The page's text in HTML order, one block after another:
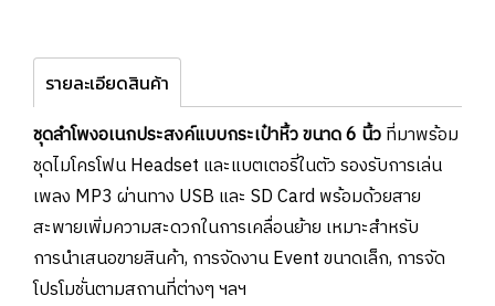
รายละเอียดสินค้า
ชุดลำโพงอเนกประสงค์แบบกระเป๋าหิ้ว ขนาด 6 นิ้วที่มาพร้อม
ชุดไมโครโฟน Headset และแบตเตอรี่ในตัว รองรับการเล่น
เพลง MP3 ผ่านทาง USB และ SD Card พร้อมด้วยสาย
สะพายเพิ่มความสะดวกในการเคลื่อนย้าย เหมาะสำหรับ
การนำเสนอขายสินค้า, การจัดงาน Event ขนาดเล็ก, การจัด
โปรโมชั่นตามสถานที่ต่างๆ ฯลฯ